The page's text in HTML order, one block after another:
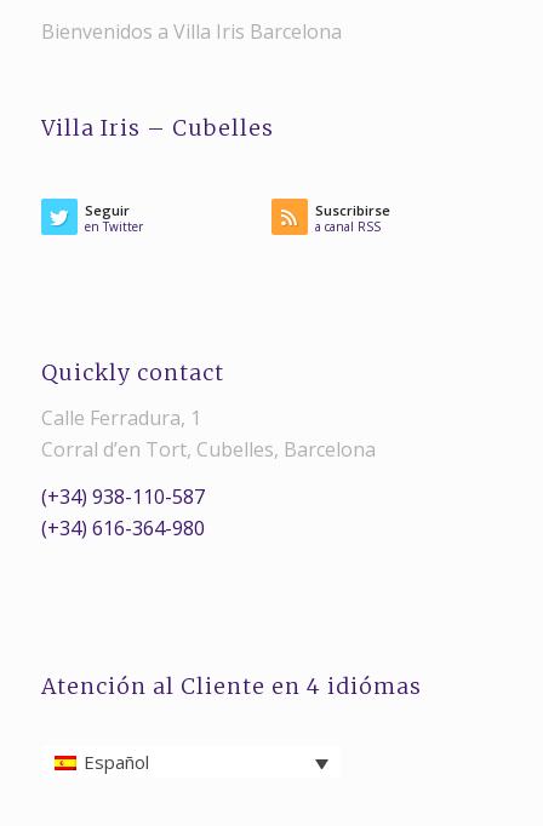
Bienvenidos a Villa Iris Barcelona
Villa Iris – Cubelles
Seguir
en Twitter
Suscribirse
a canal RSS
Quickly contact
Calle Ferradura, 1
Corral d’en Tort, Cubelles, Barcelona
(+34) 938-110-587
(+34) 616-364-980
Atención al Cliente en 4 idiómas
Español